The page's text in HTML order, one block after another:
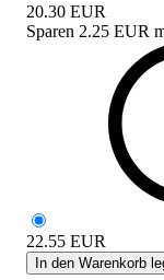
20.30 EUR
Sparen 2.25 EUR
22.55 EUR
In den Warenkorb